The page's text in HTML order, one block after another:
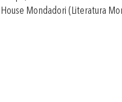
House Mondadori (Literatura